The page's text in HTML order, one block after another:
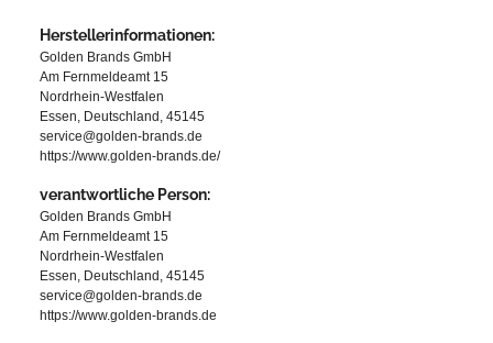
Herstellerinformationen:
Golden Brands GmbH
Am Fernmeldeamt 15
Nordrhein-Westfalen
Essen, Deutschland, 45145
service@golden-brands.de
https://www.golden-brands.de/
verantwortliche Person:
Golden Brands GmbH
Am Fernmeldeamt 15
Nordrhein-Westfalen
Essen, Deutschland, 45145
service@golden-brands.de
https://www.golden-brands.de